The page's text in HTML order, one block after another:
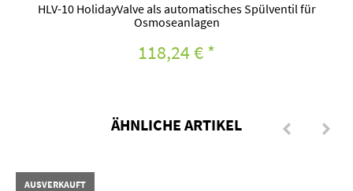
HLV-10 HolidayValve als automatisches Spülventil für
Osmoseanlagen
118,24 €*
ÄHNLICHE ARTIKEL
AUSVERKAUFT